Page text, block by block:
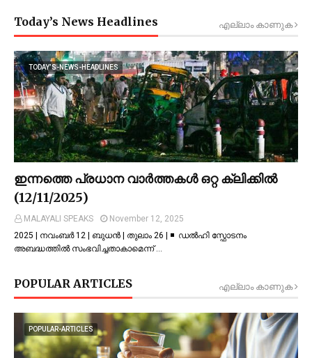
Today’s News Headlines എല്ലാം കാണുക
TODAY’S-NEWS-HEADLINES
ഇന്നത്തെ പ്രധാന വാർത്തകൾ ഒറ്റ ക്ലിക്കിൽ
(12/11/2025)
MALAYALI SPEAKS
November 12, 2025
2025 | നവംബർ 12 | ബുധൻ | തുലാം 26 | ◾ ഡല്‍ഹി സ്ഫോടനം
അബദ്ധത്തില്‍ സംഭവിച്ചതാകാമെന്ന് …
POPULAR ARTICLES എല്ലാം കാണുക
POPULAR-ARTICLES